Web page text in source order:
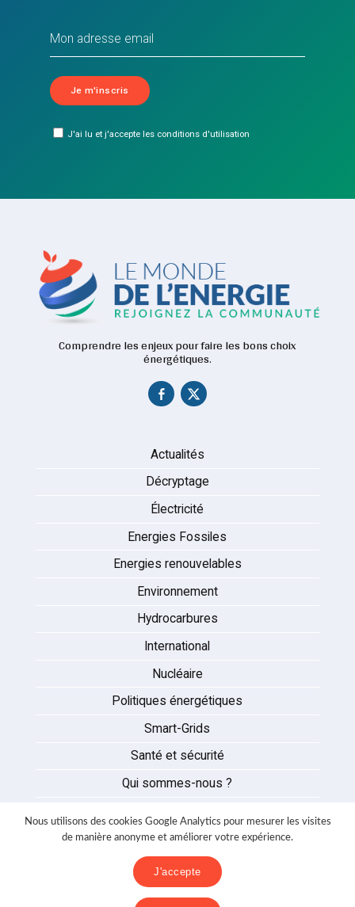
J'ai lu et j'accepte les conditions d'utilisation
Comprendre les enjeux pour faire les bons choix
énergétiques.
Actualités
Décryptage
Électricité
Energies Fossiles
Energies renouvelables
Environnement
Hydrocarbures
International
Nucléaire
Politiques énergétiques
Smart-Grids
Santé et sécurité
Qui sommes-nous ?
Partenaires
Nous contacter
Nous utilisons des cookies Google Analytics pour mesurer les visites
de manière anonyme et améliorer votre expérience.
J'accepte